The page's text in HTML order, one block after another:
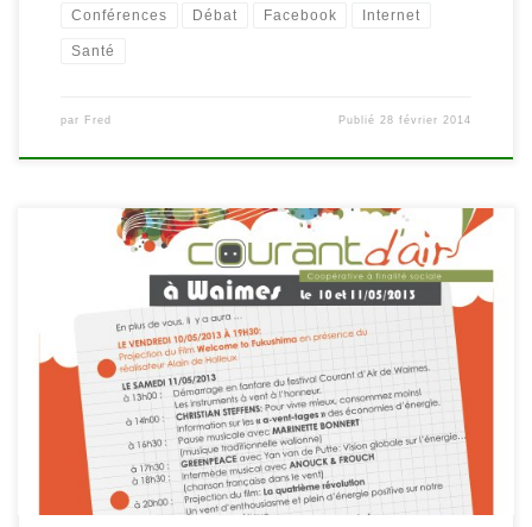
Conférences Débat Facebook Internet
Santé
par Fred Publié28 février 2014
Dans le cadre de la semaine des énergies renouvelables, Courant
d’Air organise un festival les 10 et 11 mai 2013. Cinéma, musique,
conférence, animations et joie de vivre seront de la partie, de
même que la bibliothèque de Waimes. Le vendredi 10/05/2013
(19h30): projection du film « Welcome to Fukushima » en […]